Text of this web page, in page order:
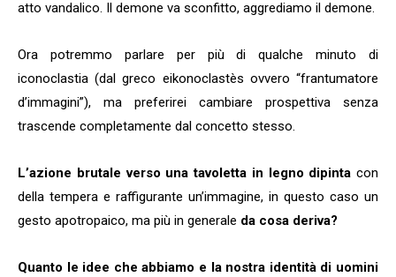
atto vandalico. Il demone va sconfitto, aggrediamo il demone.
Ora potremmo parlare per più di qualche minuto di
iconoclastia (dal greco eikonoclastès ovvero “frantumatore
d’immagini”), ma preferirei cambiare prospettiva senza
trascende completamente dal concetto stesso.
L’azione brutale verso una tavoletta in legno dipinta con
della tempera e raffigurante un’immagine, in questo caso un
gesto apotropaico, ma più in generale da cosa deriva?
Quanto le idee che abbiamo e la nostra identità di uomini